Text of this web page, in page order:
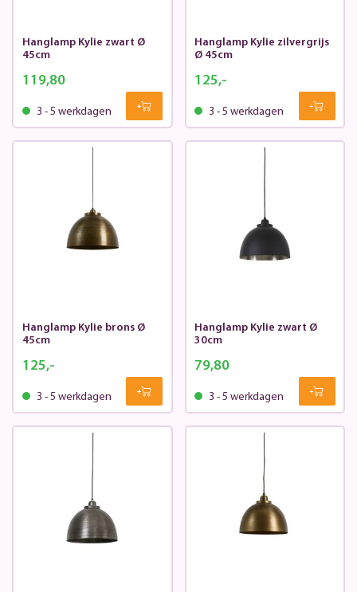
Hanglamp Kylie zwart Ø
45cm
119,80
3 - 5 werkdagen
Hanglamp Kylie zilvergrijs
Ø 45cm
125,-
3 - 5 werkdagen
Hanglamp Kylie brons Ø
45cm
125,-
3 - 5 werkdagen
Hanglamp Kylie zwart Ø
30cm
79,80
3 - 5 werkdagen